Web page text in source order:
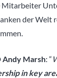
der
Andy Marsh: “
in key